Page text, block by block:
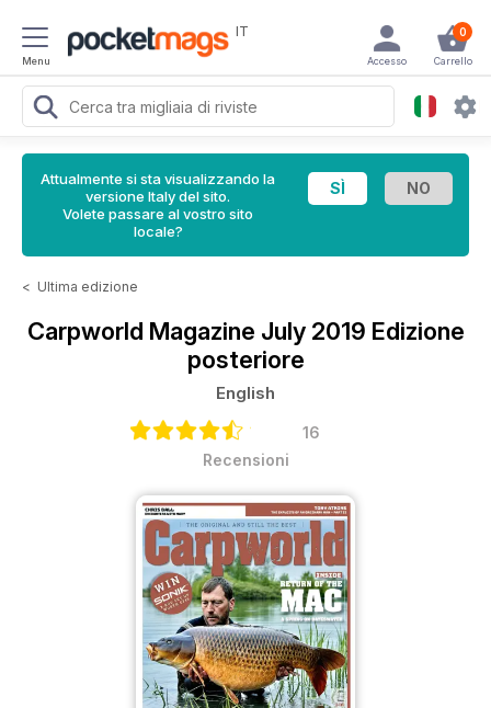
Menu
IT 0
Carrello
Accesso
Attualmente si sta visualizzando la
versione Italy del sito.
Volete passare al vostro sito
locale?
< Ultima edizione
Carpworld Magazine July 2019 Edizione
posteriore
English
16
Recensioni